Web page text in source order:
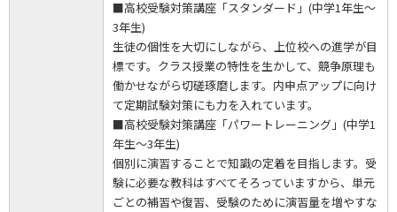
■高校受験対策講座「スタンダード」(中学1年生～
3年生)
生徒の個性を大切にしながら、上位校への進学が目
標です。クラス授業の特性を生かして、競争原理も
働かせながら切磋琢磨します。内申点アップに向け
て定期試験対策にも力を入れています。
■高校受験対策講座「パワートレーニング」(中学1
年生～3年生)
個別に演習することで知識の定着を目指します。受
験に必要な教科はすべてそろっていますから、単元
ごとの補習や復習、受験のために演習量を増やすな